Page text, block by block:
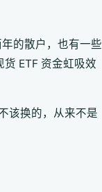
的散户，也有一些
货 ETF 资金虹吸效
该换的，从来不是